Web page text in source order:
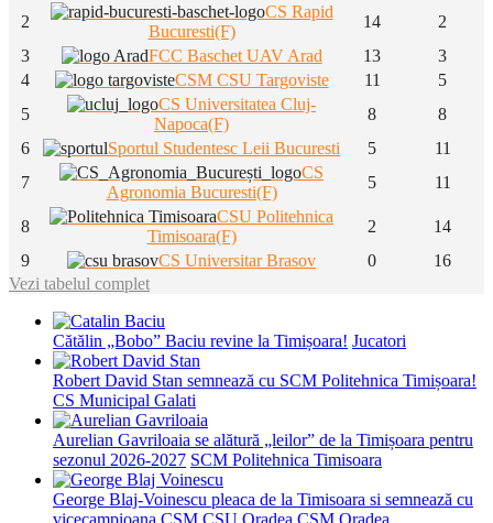
2
CS Rapid
Bucuresti(F)
14
2
3
FCC Baschet UAV Arad 13
3
4
CSM CSU Targoviste 11
5
5
CS Universitatea Cluj-
Napoca(F)
8
8
6
Sportul Studentesc Leii Bucuresti 5
11
7
CS
Agronomia Bucuresti(F)
5 11
8
CSU Politehnica
Timisoara(F)
2
14
9
CS Universitar Brasov 0
16
Vezi tabelul complet
Cătălin „Bobo” Baciu revine la Timișoara! Jucatori
Robert David Stan semnează cu SCM Politehnica Timișoara!
CS Municipal Galati
Aurelian Gavriloaia se alătură „leilor” de la Timișoara pentru
sezonul 2026-2027 SCM Politehnica Timisoara
George Blaj-Voinescu pleaca de la Timisoara si semnează cu
vicecampioana CSM CSU Oradea CSM Oradea